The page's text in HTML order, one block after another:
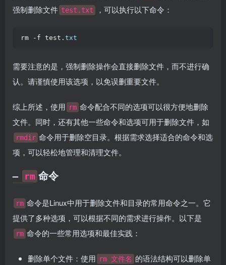
强制删除文件 test.txt ，可以执行以下命令：
rm -f test. txt
需要注意的是，强制删除操作会直接删除文件，而不进行确
认。请谨慎使用该选项，以免误删重要文件。
综上所述，使用 rm 命令配合不同的选项可以很方便地删除
文件。同时，还有其他一些命令和选项可用于删除文件，如
rmdir 命令用于删除空目录。根据需求选择适合的命令和选
项，可以轻松地管理和清理文件。
– rm 命令
rm 命令是Linux中用于删除文件和目录的常用命令之一。它
提供了多种选项，可以根据不同的需求进行操作。以下是
rm 命令的一些常用选项和最佳实践：
删除单个文件：使用 rm 文件名 的语法结构可以删除单